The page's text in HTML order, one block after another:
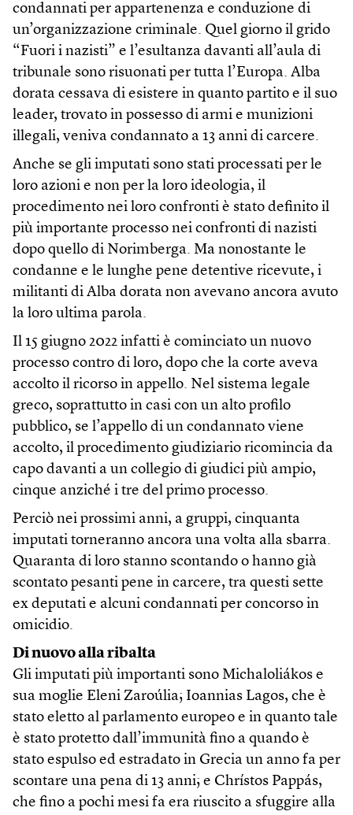
condannati per appartenenza e conduzione di
un’organizzazione criminale. Quel giorno il grido
“Fuori i nazisti” e l’esultanza davanti all’aula di
tribunale sono risuonati per tutta l’Europa. Alba
dorata cessava di esistere in quanto partito e il suo
leader, trovato in possesso di armi e munizioni
illegali, veniva condannato a 13 anni di carcere.
Anche se gli imputati sono stati processati per le
loro azioni e non per la loro ideologia, il
procedimento nei loro confronti è stato definito il
più importante processo nei confronti di nazisti
dopo quello di Norimberga. Ma nonostante le
condanne e le lunghe pene detentive ricevute, i
militanti di Alba dorata non avevano ancora avuto
la loro ultima parola.
Il 15 giugno 2022 infatti è cominciato un nuovo
processo contro di loro, dopo che la corte aveva
accolto il ricorso in appello. Nel sistema legale
greco, soprattutto in casi con un alto profilo
pubblico, se l’appello di un condannato viene
accolto, il procedimento giudiziario ricomincia da
capo davanti a un collegio di giudici più ampio,
cinque anziché i tre del primo processo.
Perciò nei prossimi anni, a gruppi, cinquanta
imputati torneranno ancora una volta alla sbarra.
Quaranta di loro stanno scontando o hanno già
scontato pesanti pene in carcere, tra questi sette
ex deputati e alcuni condannati per concorso in
omicidio.
Di nuovo alla ribalta
Gli imputati più importanti sono Michaloliákos e
sua moglie Eleni Zaroúlia; Ioannias Lagos, che è
stato eletto al parlamento europeo e in quanto tale
è stato protetto dall’immunità fino a quando è
stato espulso ed estradato in Grecia un anno fa per
scontare una pena di 13 anni; e Chrístos Pappás,
che fino a pochi mesi fa era riuscito a sfuggire alla